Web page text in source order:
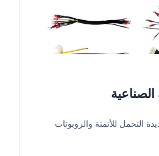
التحمل للأتمتة والروبوتات